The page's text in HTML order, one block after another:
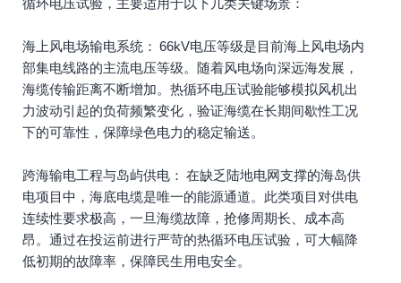
循环电压试验，主要适用于以下几类关键场景：
海上风电场输电系统： 66kV电压等级是目前海上风电场内
部集电线路的主流电压等级。随着风电场向深远海发展，
海缆传输距离不断增加。热循环电压试验能够模拟风机出
力波动引起的负荷频繁变化，验证海缆在长期间歇性工况
下的可靠性，保障绿色电力的稳定输送。
跨海输电工程与岛屿供电： 在缺乏陆地电网支撑的海岛供
电项目中，海底电缆是唯一的能源通道。此类项目对供电
连续性要求极高，一旦海缆故障，抢修周期长、成本高
昂。通过在投运前进行严苛的热循环电压试验，可大幅降
低初期的故障率，保障民生用电安全。